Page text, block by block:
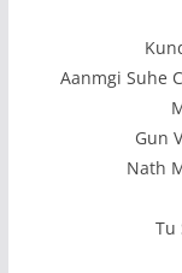
Aanmgi Suhe
Gun
Nath
Tu